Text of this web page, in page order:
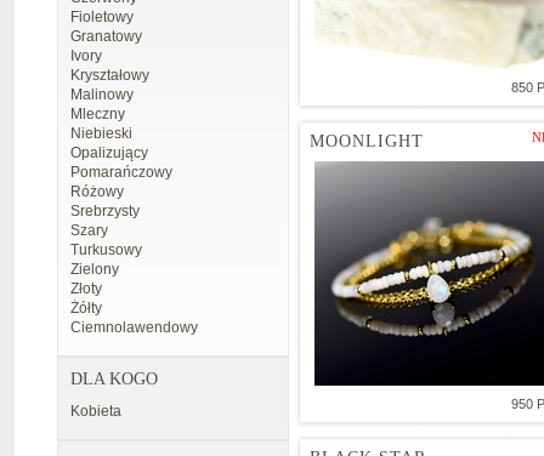
Fioletowy
Granatowy
Ivory
Kryształowy
Malinowy
Mleczny
Niebieski
Opalizujący
Pomarańczowy
Różowy
Srebrzysty
Szary
Turkusowy
Zielony
Złoty
Żółty
Ciemnolawendowy
DLA KOGO
Kobieta
850
MOONLIGHT
950